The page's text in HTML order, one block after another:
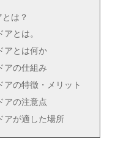
は？
とは。
アとは何か
アの仕組み
アの特徴・メリット
アの注意点
アが適した場所